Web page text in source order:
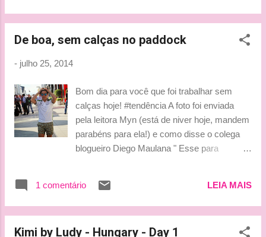
De boa, sem calças no paddock
- julho 25, 2014
Bom dia para você que foi trabalhar sem
calças hoje! #tendência A foto foi enviada
pela leitora Myn (está de niver hoje, mandem
parabéns para ela!) e como disse o colega
blogueiro Diego Maulana " Esse para
Koba! Adoramos a rebeldia! By Lu
1 comentário LEIA MAIS
Kimi by Ludy - Hungary - Day 1